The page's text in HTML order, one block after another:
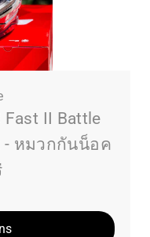
Fast II Battle
- หมวกกันน็อค